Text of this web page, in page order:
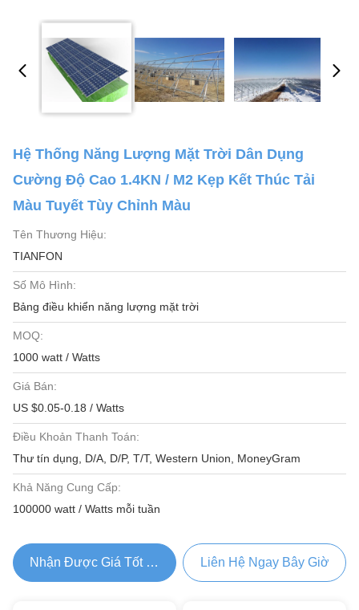
Hệ Thống Năng Lượng Mặt Trời Dân Dụng
Cường Độ Cao 1.4KN / M2 Kẹp Kết Thúc Tải
Màu Tuyết Tùy Chỉnh Màu
Tên Thương Hiệu:
TIANFON
Số Mô Hình:
Bảng điều khiển năng lượng mặt trời
MOQ:
1000 watt / Watts
Giá Bán:
US $0.05-0.18 / Watts
Điều Khoản Thanh Toán:
Thư tín dụng, D/A, D/P, T/T, Western Union, MoneyGram
Khả Năng Cung Cấp:
100000 watt / Watts mỗi tuần
Nhận Được Giá Tốt Nhất Liên Hệ Ngay Bây Giờ